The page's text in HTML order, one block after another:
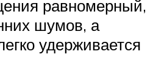
равномерный,
шумов, а
удерживается